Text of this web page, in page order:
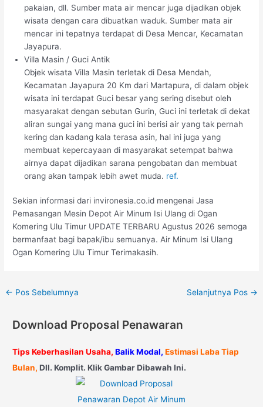
pakaian, dll. Sumber mata air mencar juga dijadikan objek
wisata dengan cara dibuatkan waduk. Sumber mata air
mencar ini tepatnya terdapat di Desa Mencar, Kecamatan
Jayapura.
Villa Masin / Guci Antik
Objek wisata Villa Masin terletak di Desa Mendah,
Kecamatan Jayapura 20 Km dari Martapura, di dalam objek
wisata ini terdapat Guci besar yang sering disebut oleh
masyarakat dengan sebutan Gurin, Guci ini terletak di dekat
aliran sungai yang mana guci ini berisi air yang tak pernah
kering dan kadang kala terasa asin, hal ini juga yang
membuat kepercayaan di masyarakat setempat bahwa
airnya dapat dijadikan sarana pengobatan dan membuat
orang akan tampak lebih awet muda. ref.
Sekian informasi dari invironesia.co.id mengenai Jasa
Pemasangan Mesin Depot Air Minum Isi Ulang di Ogan
Komering Ulu Timur UPDATE TERBARU Agustus 2026 semoga
bermanfaat bagi bapak/ibu semuanya. Air Minum Isi Ulang
Ogan Komering Ulu Timur Terimakasih.
← Pos Sebelumnya Selanjutnya Pos →
Download Proposal Penawaran
Tips Keberhasilan Usaha, Balik Modal, Estimasi Laba Tiap
Bulan, Dll. Komplit. Klik Gambar Dibawah Ini.